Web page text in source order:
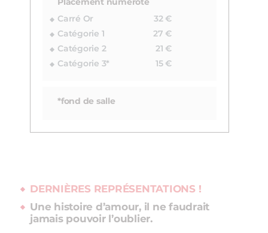
Placement numéroté
Carré Or
32 €
Catégorie 1
27 €
Catégorie 2
21 €
Catégorie 3*
15 €
*fond de salle
DERNIÈRES REPRÉSENTATIONS !
Une histoire d’amour, il ne faudrait
jamais pouvoir l’oublier.